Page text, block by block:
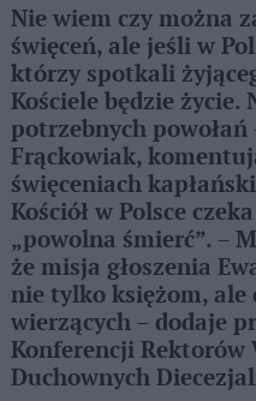
Nie wiem czy można
święceń, ale jeśli w
którzy spotkali
Kościele będzie życie.
potrzebnych
Frąckowiak,
święceniach
Kościół w Polsce
„powolna śmierć”. –
że misja głoszenia
nie tylko księżom, ale
wierzących – dodaje
Konferencji Rektorów
Duchownych